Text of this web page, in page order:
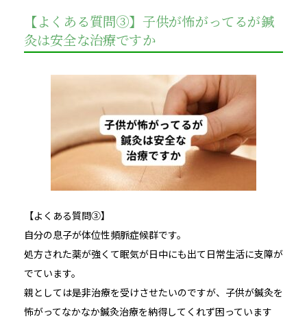
【よくある質問③】子供が怖がってるが鍼
灸は安全な治療ですか
【よくある質問③】
自分の息子が体位性頻脈症候群です。
処方された薬が強くて眠気が日中にも出て日常生活に支障が
でています。
親としては是非治療を受けさせたいのですが、子供が鍼灸を
怖がってなかなか鍼灸治療を納得してくれず困っています